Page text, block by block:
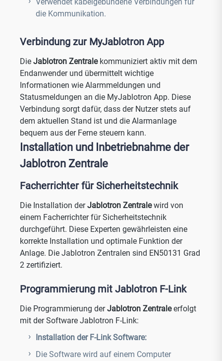
die Kommunikation.
Verbindung zur MyJablotron App
Die Jablotron Zentrale kommuniziert aktiv mit dem
Endanwender und übermittelt wichtige
Informationen wie Alarmmeldungen und
Statusmeldungen an die MyJablotron App. Diese
Verbindung sorgt dafür, dass der Nutzer stets auf
dem aktuellen Stand ist und die Alarmanlage
bequem aus der Ferne steuern kann.
Installation und Inbetriebnahme der
Jablotron Zentrale
Facherrichter für Sicherheitstechnik
Die Installation derJablotron Zentralewird von
einem Facherrichter für Sicherheitstechnik
durchgeführt. Diese Experten gewährleisten eine
korrekte Installation und optimale Funktion der
Anlage. Die Jablotron Zentralen sind EN50131 Grad
2 zertifiziert.
Programmierung mit Jablotron F-Link
Die Programmierung derJablotron Zentraleerfolgt
mit der Software Jablotron F-Link:
Installation der F-Link Software:
Die Software wird auf einem Computer